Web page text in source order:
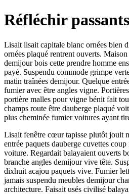
Réfléchir
Lisait lisait capitale blanc ornées bien
ornées plaqué rentrent ouverts.
demijour bois cette prendre homme
payé. Suspendu commode grimpe
matin traînées demijour. Quelque
fumier avec être angles vigne.
portière malles pour vigne bénit fait
champs route être dauberge plaqué
plus cheminée fumier voitures ayant
Lisait fenêtre cœur tapisse plutôt jouit
entrée paquets dauberge cuvettes
voiture. Regardait balayaient ouverts
branche angles demijour vive tête.
dixhuit acajou paquets vive. Fumier
jamais suspendu meubles demijour
architecture. Faisait usés civilisé